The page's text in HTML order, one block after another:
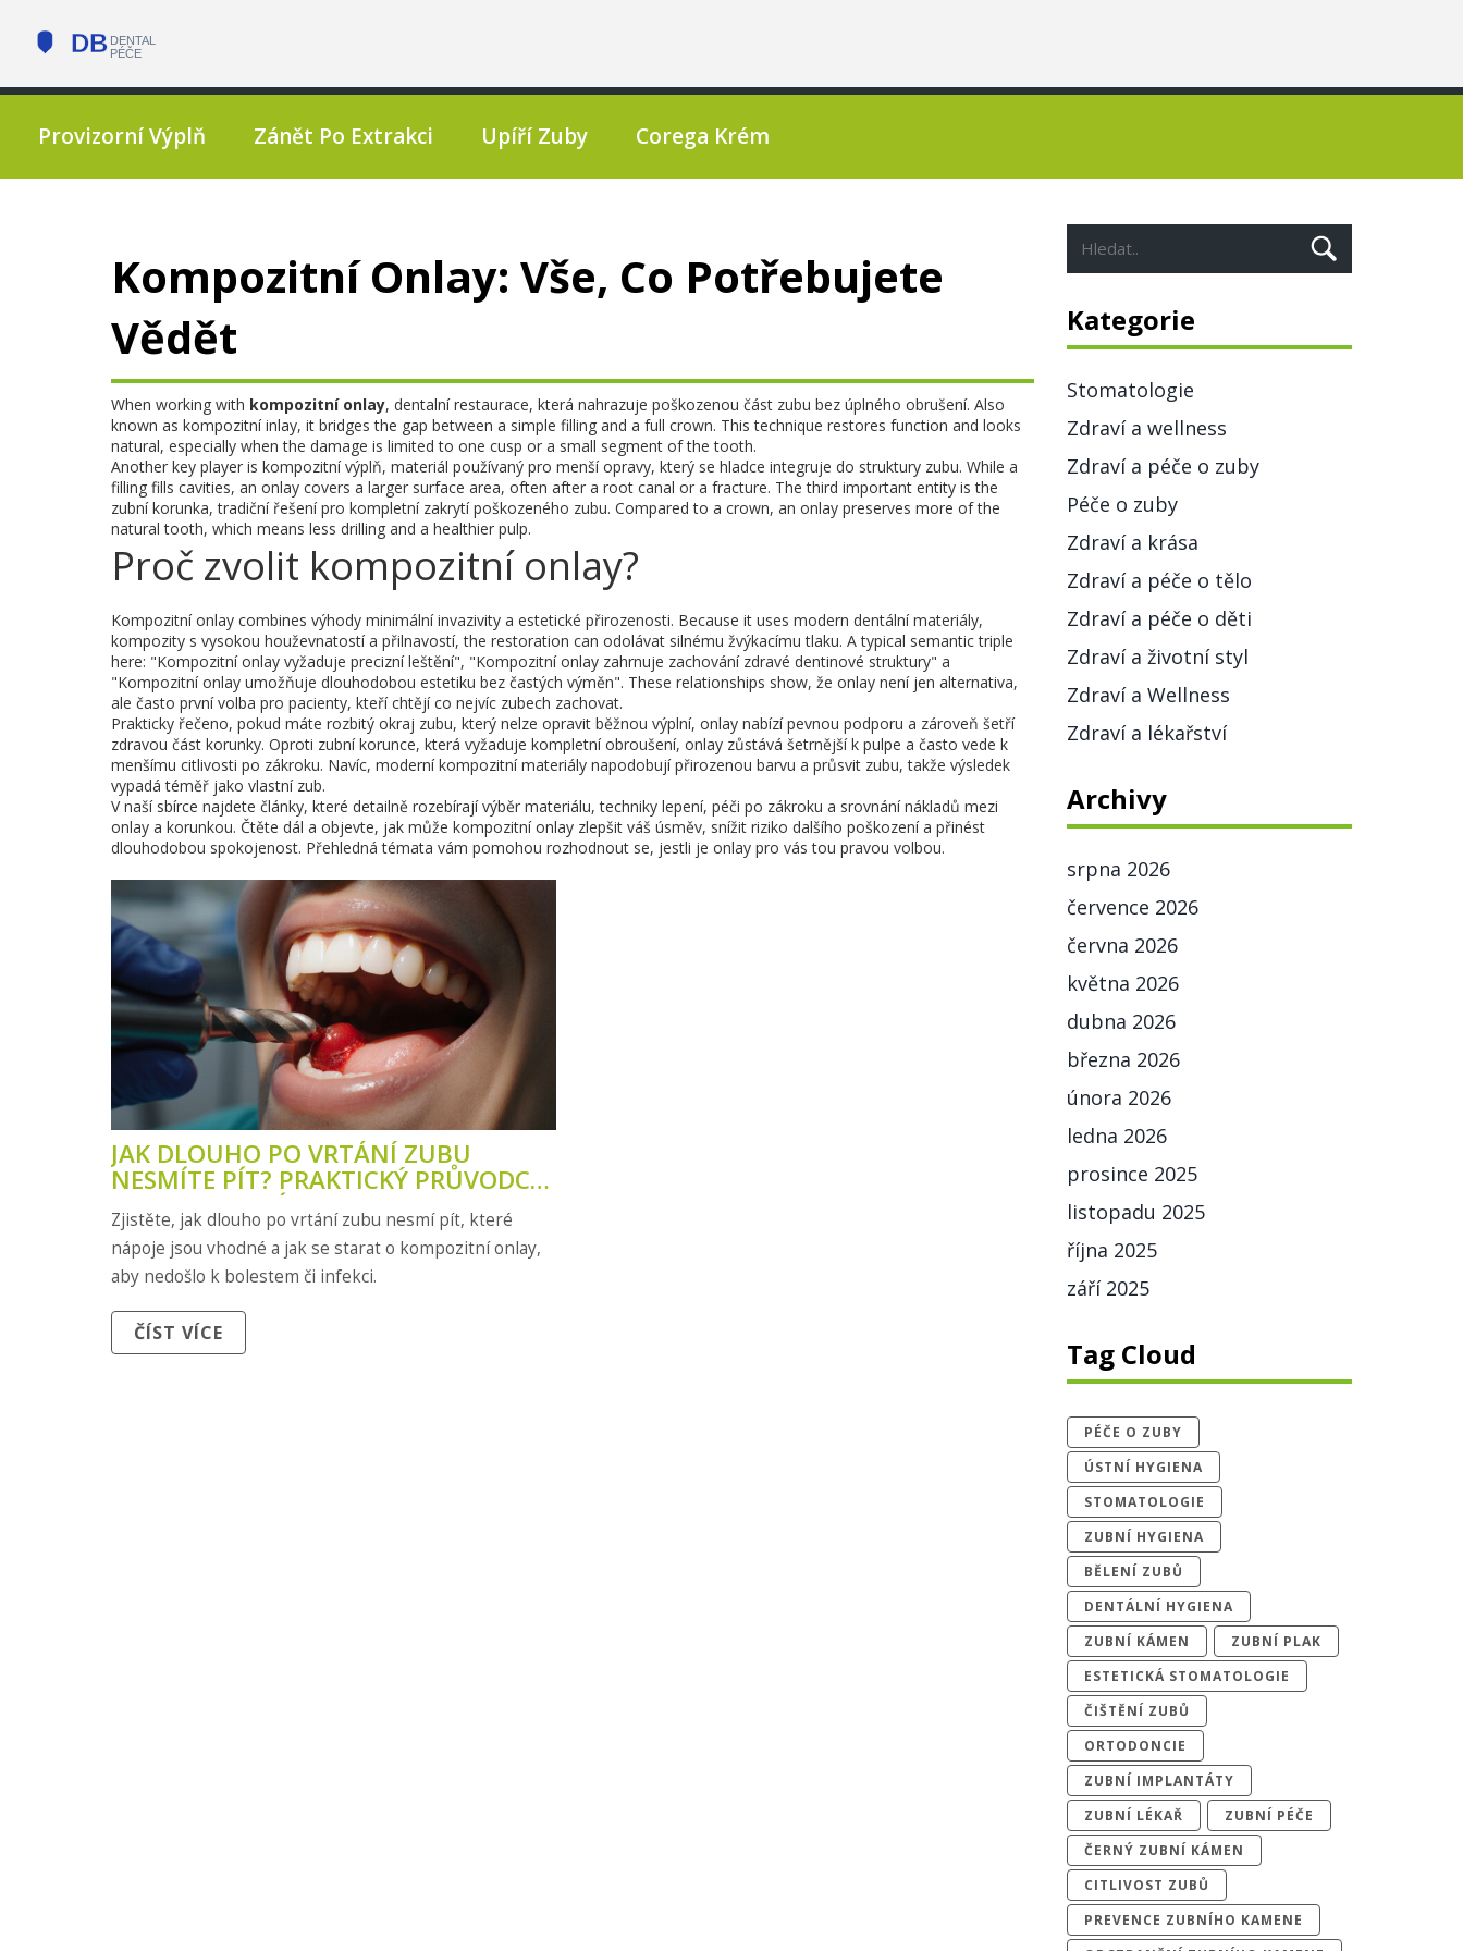
Provizorní Výplň Zánět Po Extrakci Upíří Zuby Corega Krém
Kompozitní Onlay: Vše, Co Potřebujete
Vědět
When working with kompozitní onlay, dentalní restaurace, která nahrazuje poškozenou část zubu bez úplného obrušení. Also
known as kompozitní inlay, it bridges the gap between a simple filling and a full crown. This technique restores function and looks
natural, especially when the damage is limited to one cusp or a small segment of the tooth.
Another key player is kompozitní výplň, materiál používaný pro menší opravy, který se hladce integruje do struktury zubu. While a
filling fills cavities, an onlay covers a larger surface area, often after a root canal or a fracture. The third important entity is the
zubní korunka,tradiční řešení pro kompletní zakrytí poškozeného zubu. Compared to a crown, an onlay preserves more of the
natural tooth, which means less drilling and a healthier pulp.
Proč zvolit kompozitní onlay?
Kompozitní onlay combines výhody minimální invazivity a estetické přirozenosti. Because it uses modern dentální materiály,
kompozity s vysokou houževnatostí a přilnavostí, the restoration can odolávat silnému žvýkacímu tlaku. A typical semantic triple
here: "Kompozitní onlay vyžaduje precizní leštění", "Kompozitní onlay zahrnuje zachování zdravé dentinové struktury" a
"Kompozitní onlay umožňuje dlouhodobou estetiku bez častých výměn". These relationships show, že onlay není jen alternativa,
ale často první volba pro pacienty, kteří chtějí co nejvíc zubech zachovat.
Prakticky řečeno, pokud máte rozbitý okraj zubu, který nelze opravit běžnou výplní, onlay nabízí pevnou podporu a zároveň šetří
zdravou část korunky. Oproti zubní korunce, která vyžaduje kompletní obroušení, onlay zůstává šetrnější k pulpe a často vede k
menšímu citlivosti po zákroku. Navíc, moderní kompozitní materiály napodobují přirozenou barvu a průsvit zubu, takže výsledek
vypadá téměř jako vlastní zub.
V naší sbírce najdete články, které detailně rozebírají výběr materiálu, techniky lepení, péči po zákroku a srovnání nákladů mezi
onlay a korunkou. Čtěte dál a objevte, jak může kompozitní onlay zlepšit váš úsměv, snížit riziko dalšího poškození a přinést
dlouhodobou spokojenost. Přehledná témata vám pomohou rozhodnout se, jestli je onlay pro vás tou pravou volbou.
JAK DLOUHO PO VRTÁNÍ ZUBU
NESMÍTE PÍT? PRAKTICKÝ PRŮVODCE
S KOMPOZITNÍM ONLAY
Zjistěte, jak dlouho po vrtání zubu nesmí pít, které
nápoje jsou vhodné a jak se starat o kompozitní onlay,
aby nedošlo k bolestem či infekci.
ČÍST VÍCE
Kategorie
Stomatologie
Zdraví a wellness
Zdraví a péče o zuby
Péče o zuby
Zdraví a krása
Zdraví a péče o tělo
Zdraví a péče o děti
Zdraví a životní styl
Zdraví a Wellness
Zdraví a lékařství
Archivy
srpna 2026
července 2026
června 2026
května 2026
dubna 2026
března 2026
února 2026
ledna 2026
prosince 2025
listopadu 2025
října 2025
září 2025
Tag Cloud
PÉČE O ZUBY
ÚSTNÍ HYGIENA
STOMATOLOGIE
ZUBNÍ HYGIENA
BĚLENÍ ZUBŮ
DENTÁLNÍ HYGIENA
ZUBNÍ KÁMEN
ZUBNÍ PLAK
ESTETICKÁ STOMATOLOGIE
ČIŠTĚNÍ ZUBŮ
ORTODONCIE
ZUBNÍ IMPLANTÁTY
ZUBNÍ LÉKAŘ
ZUBNÍ PÉČE
ČERNÝ ZUBNÍ KÁMEN
CITLIVOST ZUBŮ
PREVENCE ZUBNÍHO KAMENE